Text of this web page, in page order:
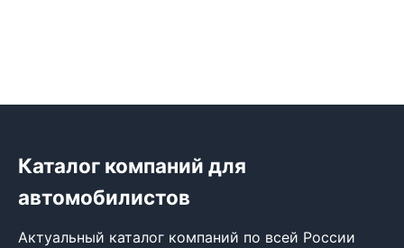
Каталог компаний для
автомобилистов
Актуальный каталог компаний по всей России